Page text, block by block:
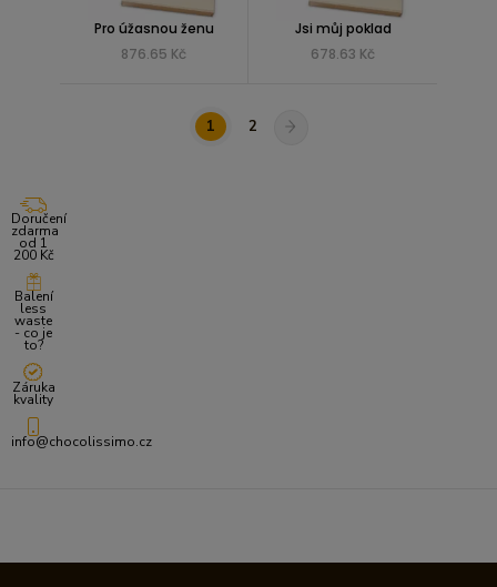
Pro úžasnou ženu
876.65 Kč
Jsi můj poklad
678.63 Kč
1 2
Doručení
zdarma
od 1
200 Kč
Balení
less
waste
- co je
to?
Záruka
kvality
info@chocolissimo.cz